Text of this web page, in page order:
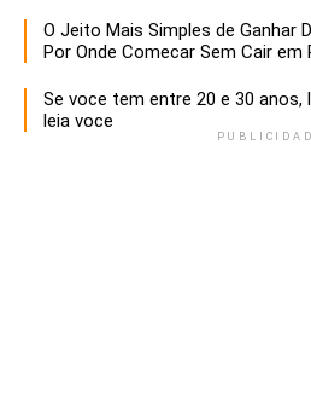
O Jeito Mais Simples de Ganhar
Por Onde Comecar Sem Cair em
Se voce tem entre 20 e 30 anos,
leia voce